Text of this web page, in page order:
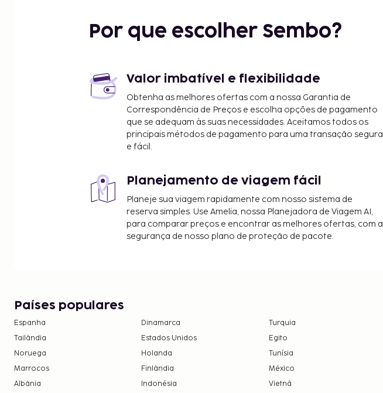
Museu do Vulcão de Batur - 15,5 km/9,6 mi
Local de Mergulho em Angel Canyon - 24,7 km/15,4 mi
Templo de Tirta Empul - 25,4 km/15,8 mi
Templo Gerobong - 27,7 km/17,2 mi
O aeroporto principal mais próximo é o de Denpasar (DPS-Aeroporto
Internacional Ngurah Rai) - 80,5 km/50 mi
fontes termais, ou aprecie soberbas vistas a partir do jardim. Esta villa
disponibiliza ainda Wi-fi grátis e churrasqueiras.
A piscina está aberta das 7:00 às 21:00.
Horário de funcionamento das termas: das 8:00 às 19:00
Não são permitidos animais de estimação neste alojamento, incluindo
Por que escolher Sembo?
Valor imbatível e flexibilidade
Obtenha as melhores ofertas com a nossa Garantia de
Correspondência de Preços e escolha opções de pagamento
que se adequam às suas necessidades. Aceitamos todos os
principais métodos de pagamento para uma transação segura
e fácil.
Planejamento de viagem fácil
Planeje sua viagem rapidamente com nosso sistema de
reserva simples. Use Amelia, nossa Planejadora de Viagem AI,
para comparar preços e encontrar as melhores ofertas, com a
segurança de nosso plano de proteção de pacote.
Países populares
Espanha Dinamarca
Turquia
Tailândia
Estados Unidos
Egito
Noruega
Holanda
Tunísia
Marrocos
Finlândia
México
Albânia
Indonésia Vietnã